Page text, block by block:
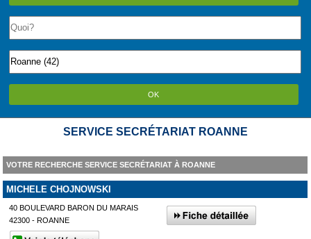
OK
SERVICE SECRÉTARIAT ROANNE
VOTRE RECHERCHE SERVICE SECRÉTARIAT À ROANNE
MICHELE CHOJNOWSKI
40 BOULEVARD BARON DU MARAIS
42300 - ROANNE